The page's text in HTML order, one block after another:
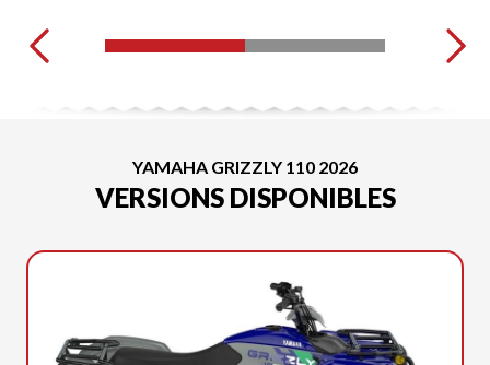
YAMAHA GRIZZLY 110 2026
VERSIONS DISPONIBLES